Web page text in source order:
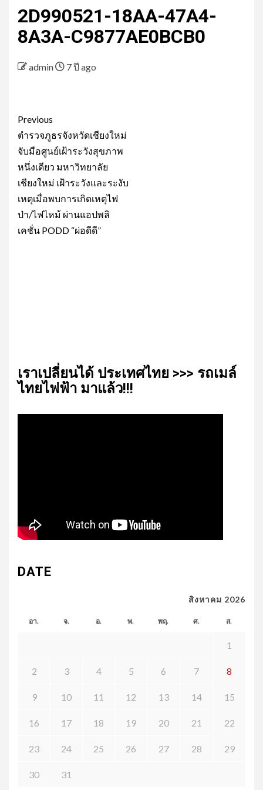
2D990521-18AA-47A4-
8A3A-C9877AE0BCB0
admin 7 ปี ago
Post
navigation
Previous
ตำรวจภูธรจังหวัดเชียงใหม่
จับมือศูนย์เฝ้าระวังสุขภาพ
หนึ่งเดียว มหาวิทยาลัย
เชียงใหม่ เฝ้าระวังและระงับ
เหตุเมื่อพบการเกิดเหตุไฟ
ป่า/ไฟไหม้ ผ่านแอปพลิ
เคชั่น PODD “ผ่อดีดี”
เรา​เปลี่ยน​ได้​ ประเทศ​ไทย​ >>> รถเมล์​
ไทย​ไฟฟ้า​ มาแล้ว!!!
DATE
สิงหาคม 2026
อา. จ. อ. พ. พฤ. ศ. ส.
1
2 3 4 5 6 7 8
9 10 11 12 13 14 15
16 17 18 19 20 21 22
23 24 25 26 27 28 29
30 31